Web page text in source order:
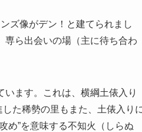
ズ像がデン！と建てられまし
専ら出会いの場（主に待ち合わ
ます。これは、横綱土俵入り
た稀勢の里もまた、土俵入り
め”を意味する不知火（しらぬ